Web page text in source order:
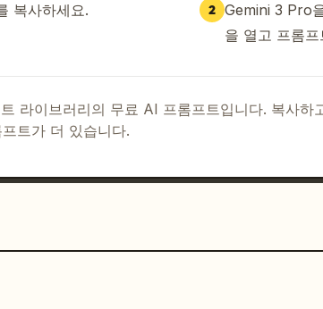
복사하세요. 2 Gemini 3 Pro
을 열고 프롬
라이브러리의 무료 AI 프롬프트입니다. 복사하
트가 더 있습니다.